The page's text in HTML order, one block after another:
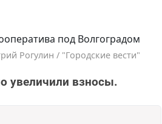
Рогулин / "Городские вести"
увеличили взносы.